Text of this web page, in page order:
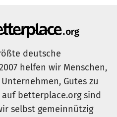
deutsche
helfen wir Menschen,
Gutes zu
betterplace.org sind
selbst gemeinnützig